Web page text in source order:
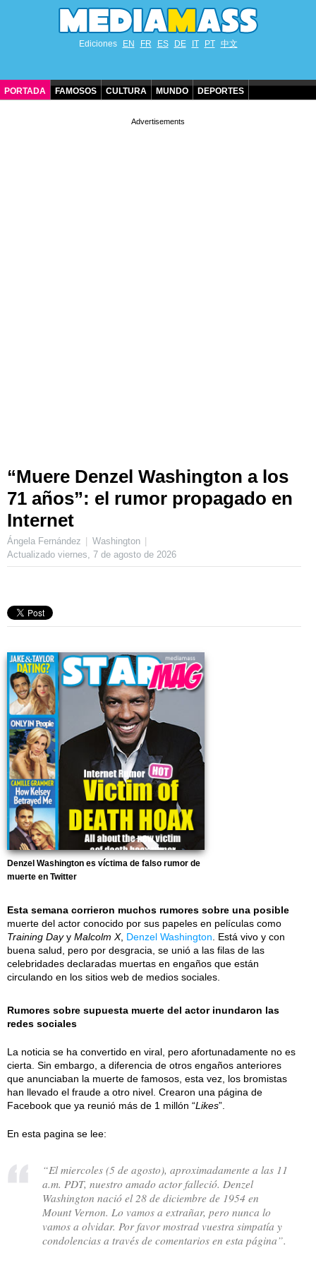
Ediciones EN FR ES DE IT PT 中文
PORTADA FAMOSOS CULTURA MUNDO DEPORTES
“Muere Denzel Washington a los
71 años”: el rumor propagado en
Internet
Ángela Fernández
Washington
Actualizado viernes, 7 de agosto de 2026
Denzel Washington es víctima de falso rumor de
muerte en Twitter
Esta semana corrieron muchos rumores sobre una posible
muerte del actor conocido por sus papeles en películas como
Training Dayy Malcolm X, Denzel Washington . Está vivo y con
buena salud, pero por desgracia, se unió a las filas de las
celebridades declaradas muertas en engaños que están
circulando en los sitios web de medios sociales.
Rumores sobre supuesta muerte del actor inundaron las
redes sociales
La noticia se ha convertido en viral, pero afortunadamente no es
cierta. Sin embargo, a diferencia de otros engaños anteriores
que anunciaban la muerte de famosos, esta vez, los bromistas
han llevado el fraude a otro nivel. Crearon una página de
Facebook que ya reunió más de 1 millón “Likes”.
En esta pagina se lee:
“El miercoles (5 de agosto), aproximadamente a las 11
a.m. PDT, nuestro amado actor falleció. Denzel
Washington nació el 28 de diciembre de 1954 en
Mount Vernon. Lo vamos a extrañar, pero nunca lo
vamos a olvidar. Por favor mostrad vuestra simpatía y
condolencias a través de comentarios en esta página”.